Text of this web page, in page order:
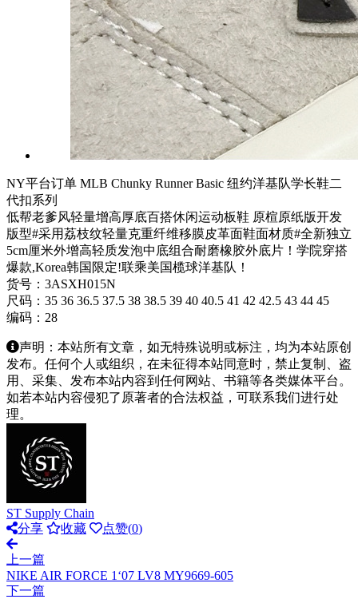
NY平台订单 MLB Chunky Runner Basic 纽约洋基队学长鞋二
代扣系列
低帮老爹风轻量增高厚底百搭休闲运动板鞋 原楦原纸版开发
版型#采用荔枝纹轻量克重纤维移膜皮革面鞋面材质#全新独立
5cm厘米外增高轻质发泡中底组合耐磨橡胶外底片！学院穿搭
爆款,Korea韩国限定!联乘美国榄球洋基队！
货号：3ASXH015N
尺码：35 36 36.5 37.5 38 38.5 39 40 40.5 41 42 42.5 43 44 45
编码：28
声明：本站所有文章，如无特殊说明或标注，均为本站原创
发布。任何个人或组织，在未征得本站同意时，禁止复制、盗
用、采集、发布本站内容到任何网站、书籍等各类媒体平台。
如若本站内容侵犯了原著者的合法权益，可联系我们进行处
理。
ST Supply Chain
分享
收藏 点赞(0)
上一篇
NIKE AIR FORCE 1‘07 LV8 MY9669-605
下一篇